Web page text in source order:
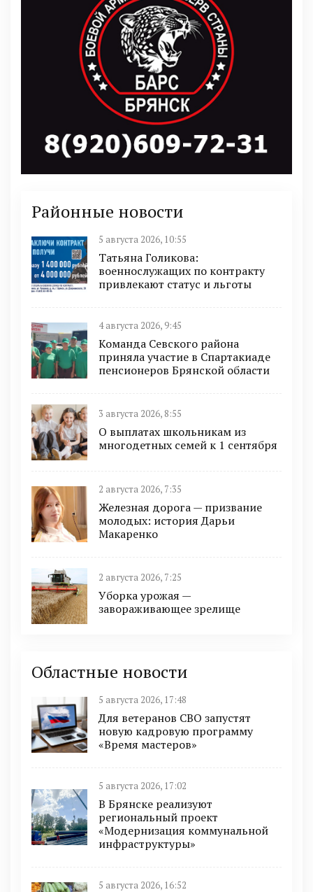
Районные новости
5 августа 2026, 10:55
Татьяна Голикова:
военнослужащих по контракту
привлекают статус и льготы
4 августа 2026, 9:45
Команда Севского района
приняла участие в Спартакиаде
пенсионеров Брянской области
3 августа 2026, 8:55
О выплатах школьникам из
многодетных семей к 1 сентября
2 августа 2026, 7:35
Железная дорога — призвание
молодых: история Дарьи
Макаренко
2 августа 2026, 7:25
Уборка урожая —
завораживающее зрелище
Областные новости
5 августа 2026, 17:48
Для ветеранов СВО запустят
новую кадровую программу
«Время мастеров»
5 августа 2026, 17:02
В Брянске реализуют
региональный проект
«Модернизация коммунальной
инфраструктуры»
5 августа 2026, 16:52